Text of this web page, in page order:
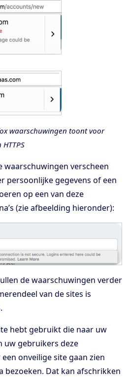
waarschuwingen toont voor
waarschuwingen verscheen
persoonlijke gegevens of een
op een van deze
(zie afbeelding hieronder):
de waarschuwingen verder
van de sites is
hebt gebruikt die naar uw
uw gebruikers deze
onveilige site gaan zien
bezoeken. Dat kan afschrikken